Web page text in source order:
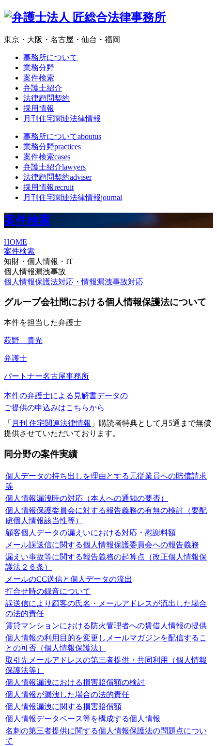
東京・大阪・名古屋・仙台・福岡
事務所について
業務分野
案件検索
弁護士紹介
法律顧問契約
採用情報
月刊住宅関連法律情報
事務所についてaboutus
業務分野practices
案件検索cases
弁護士紹介lawyers
法律顧問契約adviser
採用情報recruit
月刊住宅関連法律情報journal
案件検索
HOME
案件検索
知財・個人情報・IT
個人情報漏洩事故
個人情報保護法対応・情報漏洩事故対応
グループ会社間における個人情報保護法について
本件を担当した弁護士
萩野 貴光
弁護士
パートナー名古屋事務所
本件の弁護士による見解書データの
ご提供の申込みはこちらから
「 月刊 住宅関連法律情報 」購読者特典として月5通まで無償
提供させていただいております。
同分野の案件実績
個人データの持ち出しを理由とする元従業員への賠償請求
等
個人情報漏洩時の対応（本人への通知の要否）
個人情報保護委員会に対する報告義務の有無の検討（要配
慮個人情報該当性等）
顧客個人データの漏えいにおける対応・慰謝料額
メール誤送信に関する個人情報保護委員会への報告義務
漏えい事故等に関する報告義務の起算点（改正個人情報保
護法２６条）
メールのCC送信と個人データの流出
打合せ時の録音について
誤送信により顧客の氏名・メールアドレスが流出した場合
の法的責任
賃貸マンションにおける防火管理者への賃借人情報の提供
個人情報の利用目的を変更しメールマガジンを配信するこ
との可否（個人情報保護法）
取引先メールアドレスの第三者提供・共同利用（個人情報
保護法等）
個人情報漏洩における損害賠償額の検討
個人情報が漏洩した場合の法的責任
個人情報漏洩に関する損害賠償額
個人情報データベース等を構成する個人情報
名刺の第三者提供に関する個人情報保護法の問題点につい
て